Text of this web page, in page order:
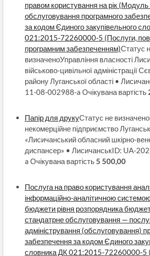
правом користування на рік (Модуль
обслуговування програмного
за кодом Єдиного закупівельного
021:2015-72260000-5 (Послуги,
програмним забезпеченням)Статус
визначеноУправління власності
військово-цивільної адміністрації
району Луганської області •
11-08-002988-a Очікувана вартість
Папір для друкуСтатус не
некомерційне підприємство
«Лисичанський обласний шкірно-
диспансер» • ЛисичанськID: UA-
a Очікувана вартість5 500,00
Послуга на право користування
інформаційно-аналітичною
бюджети рівня розпорядника
стандатрне обслуговування —
адміністрування (обслуговування)
забезпечення за кодом Єдиного
словника ДК 021:2015-72260000-5